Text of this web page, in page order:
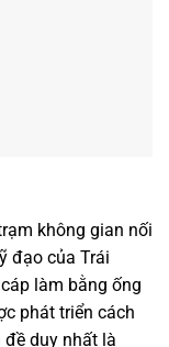
không gian nối
đạo của Trái
làm bằng ống
phát triển cách
duy nhất là